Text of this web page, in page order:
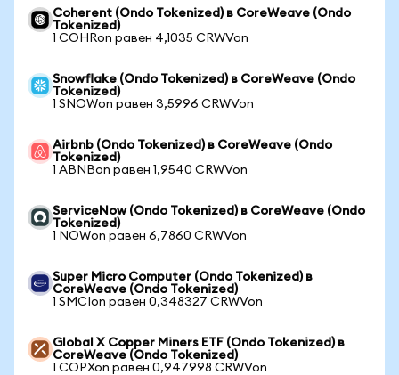
Coherent (Ondo Tokenized) в CoreWeave (Ondo
Tokenized)
1 COHRon равен 4,1035 CRWVon
Snowflake (Ondo Tokenized) в CoreWeave (Ondo
Tokenized)
1 SNOWon равен 3,5996 CRWVon
Airbnb (Ondo Tokenized) в CoreWeave (Ondo
Tokenized)
1 ABNBon равен 1,9540 CRWVon
ServiceNow (Ondo Tokenized) в CoreWeave (Ondo
Tokenized)
1 NOWon равен 6,7860 CRWVon
Super Micro Computer (Ondo Tokenized) в
CoreWeave (Ondo Tokenized)
1 SMCIon равен 0,348327 CRWVon
Global X Copper Miners ETF (Ondo Tokenized) в
CoreWeave (Ondo Tokenized)
1 COPXon равен 0,947998 CRWVon